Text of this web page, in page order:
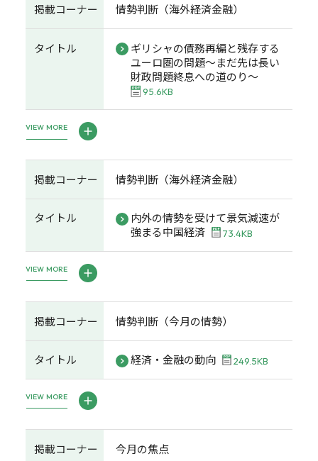
掲載コーナー 情勢判断（海外経済金融）
タイトル
ギリシャの債務再編と残存する
ユーロ圏の問題～まだ先は長い
財政問題終息への道のり～
95.6KB
VIEW MORE
掲載コーナー 情勢判断（海外経済金融）
タイトル
内外の情勢を受けて景気減速が
強まる中国経済
73.4KB
VIEW MORE
掲載コーナー 情勢判断（今月の情勢）
タイトル 経済・金融の動向 249.5KB
VIEW MORE
掲載コーナー 今月の焦点